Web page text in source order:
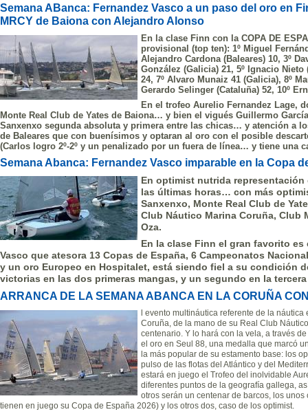
Semana ABanca: Fernandez Vasco a un paso del oro en
MRCY de Baiona con Alejandro Alonso
En la clase Finn con la COPA DE
provisional (top ten): 1º Miguel
Alejandro Cardona (Baleares) 10, 3º
González (Galicia) 21, 5º Ignacio Nieto
24, 7º Alvaro Munaiz 41 (Galicia), 8º
Gerardo Selinger (Cataluña) 52, 10º
En el trofeo Aurelio Fernandez Lage,
Monte Real Club de Yates de Baiona… y bien el vigués Guillermo
Sanxenxo segunda absoluta y primera entre las chicas… y atención a
de Baleares que con buenísimos y optaran al oro con el posible
(Carlos logro 2º-2º y un penalizado por un fuera de línea… y tiene una
Semana Abanca: Fernandez Vasco imparable en la Copa
En optimist nutrida
las últimas horas… con más
Sanxenxo, Monte Real Club de
Club Náutico Marina Coruña, Club
Oza.
En la clase Finn el gran favorito
Vasco que atesora 13 Copas de España, 6 Campeonatos
y un oro Europeo en Hospitalet, está siendo fiel a su condición
victorias en las dos primeras mangas, y un segundo en la tercera
ARRANCA DE LA SEMANA ABANCA EN LA CORUÑA
l evento multináutica referente de la
Coruña, de la mano de su Real Club
centenario. Y lo hará con la vela, a través
el oro en Seul 88, una medalla que marcó
la más popular de su estamento base: los
pulso de las flotas del Atlántico y del
estará en juego el Trofeo del inolvidable
diferentes puntos de la geografía gallega,
otros serán un centenar de barcos, los
tienen en juego su Copa de España 2026) y los otros dos, caso de los optimist.